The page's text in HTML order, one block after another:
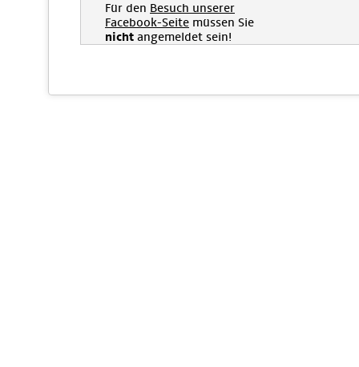
Für den Besuch unserer
Facebook-Seite müssen Sie
nicht angemeldet sein!